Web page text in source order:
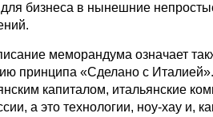
для бизнеса в нынешние
меморандума означает
принципа «Сделано с
капиталом, итальянские
а это технологии, ноу-хау и,